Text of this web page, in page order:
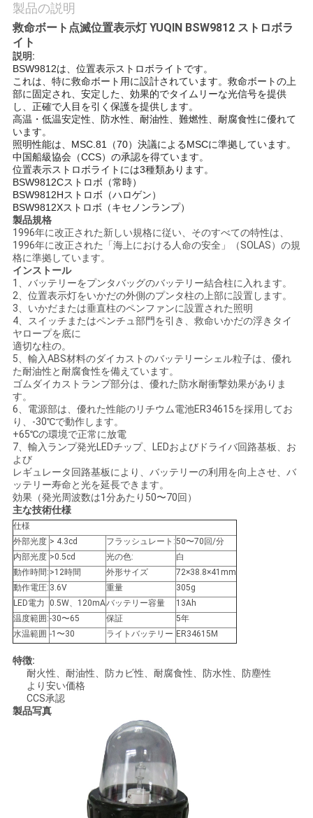
COMPANY
NEWS
地
図
PRIVACY
POLICY
製品の説明
救命ボート点滅位置表示灯 YUQIN BSW9812 ストロボラ
イト
説明:
BSW9812は、位置表示ストロボライトです。
これは、特に救命ボート用に設計されています。救命ボートの上
部に固定され、安定した、効果的でタイムリーな光信号を提供
し、正確で人目を引く保護を提供します。
高温・低温安定性、防水性、耐油性、難燃性、耐腐食性に優れて
います。
照明性能は、MSC.81（70）決議によるMSCに準拠しています。
中国船級協会（CCS）の承認を得ています。
位置表示ストロボライトには3種類あります。
BSW9812Cストロボ（常時）
BSW9812Hストロボ（ハロゲン）
BSW9812Xストロボ（キセノンランプ）
製品規格
1996年に改正された新しい規格に従い、そのすべての特性は、
1996年に改正された「海上における人命の安全」（SOLAS）の規
格に準拠しています。
インストール
1、バッテリーをプンタバッグのバッテリー結合柱に入れます。
2、位置表示灯をいかだの外側のプンタ柱の上部に設置します。
3、いかだまたは垂直柱のペンファンに設置された照明
4、スイッチまたはペンチュ部門を引き、救命いかだの浮きタイ
ヤロープを底に
適切な柱の。
5、輸入ABS材料のダイカストのバッテリーシェル粒子は、優れ
た耐油性と耐腐食性を備えています。
ゴムダイカストランプ部分は、優れた防水耐衝撃効果がありま
す。
6、電源部は、優れた性能のリチウム電池ER34615を採用してお
り、-30℃で動作します。
+65℃の環境で正常に放電
7、輸入ランプ発光LEDチップ、LEDおよびドライバ回路基板、お
よび
レギュレータ回路基板により、バッテリーの利用を向上させ、バ
ッテリー寿命と光を延長できます。
効果（発光周波数は1分あたり50〜70回）
主な技術仕様
仕様
外部光度 > 4.3cd フラッシュレート:50〜70回/分
内部光度 >0.5cd 光の色:
白
動作時間: >12時間 外形サイズ
72×38.8×41mm
動作電圧: 3.6V 重量
305g
LED電力
0.5W、120mAバッテリー容量
13Ah
温度範囲:-30〜65 保証
5年
水温範囲 -1〜30 ライトバッテリー ER34615M
特徴:
耐火性、耐油性、防カビ性、耐腐食性、防水性、防塵性
より安い価格
CCS承認
製品写真